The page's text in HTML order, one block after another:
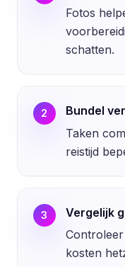
Fotos
schatten.
2
Bundel
Taken
reistijd
3
Vergelijk
kosten